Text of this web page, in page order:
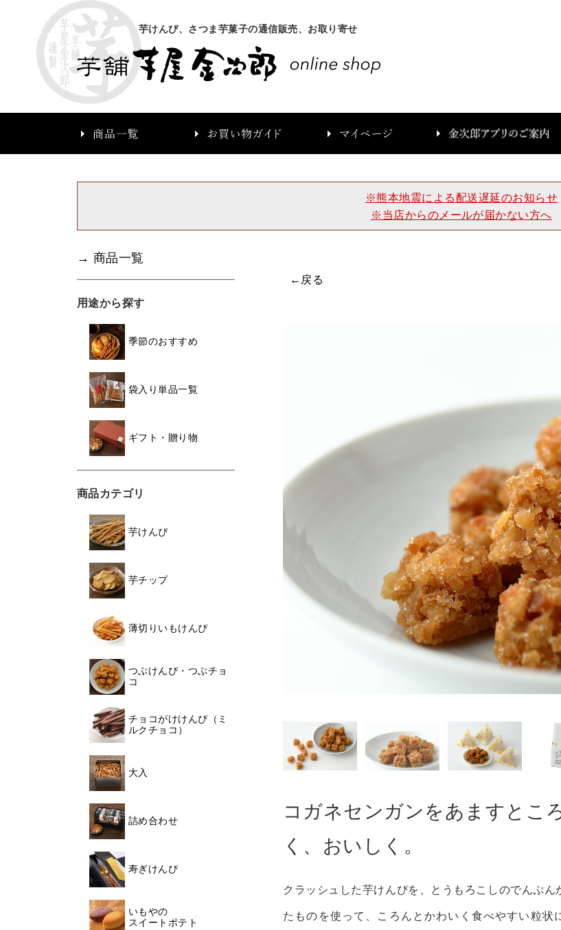
芋けんぴ、さつま芋菓子の通信販売、お取り寄せ
※熊本地震による配送遅延のお知らせ
※当店からのメールが届かない方へ
→ 商品一覧
用途から探す
季節のおすすめ
袋入り単品一覧
ギフト・贈り物
商品カテゴリ
芋けんぴ
芋チップ
薄切りいもけんぴ
つぶけんぴ・つぶチョ
コ
チョコがけけんぴ（ミ
ルクチョコ）
大入
詰め合わせ
寿ぎけんぴ
いもやの
スイートポテト
←戻る
コガネセンガンをあますとこ
く、おいしく。
クラッシュした芋けんぴを、とうもろこしのでんぷん
たものを使って、ころんとかわいく食べやすい粒状